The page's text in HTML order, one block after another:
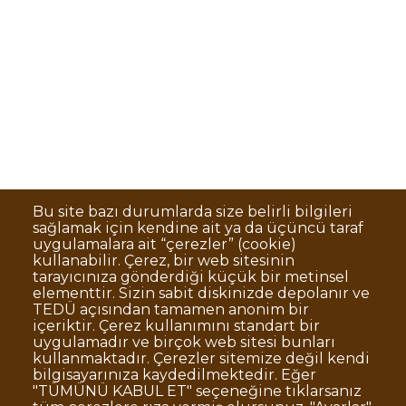
Bu site bazı durumlarda size belirli bilgileri
sağlamak için kendine ait ya da üçüncü taraf
uygulamalara ait “çerezler” (cookie)
kullanabilir. Çerez, bir web sitesinin
tarayıcınıza gönderdiği küçük bir metinsel
elementtir. Sizin sabit diskinizde depolanır ve
TEDÜ açısından tamamen anonim bir
içeriktir. Çerez kullanımını standart bir
uygulamadır ve birçok web sitesi bunları
kullanmaktadır. Çerezler sitemize değil kendi
bilgisayarınıza kaydedilmektedir. Eğer
"TÜMÜNÜ KABUL ET" seçeneğine tıklarsanız